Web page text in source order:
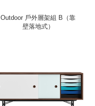
Outdoor 戶外層架組 B（靠
壁落地式）